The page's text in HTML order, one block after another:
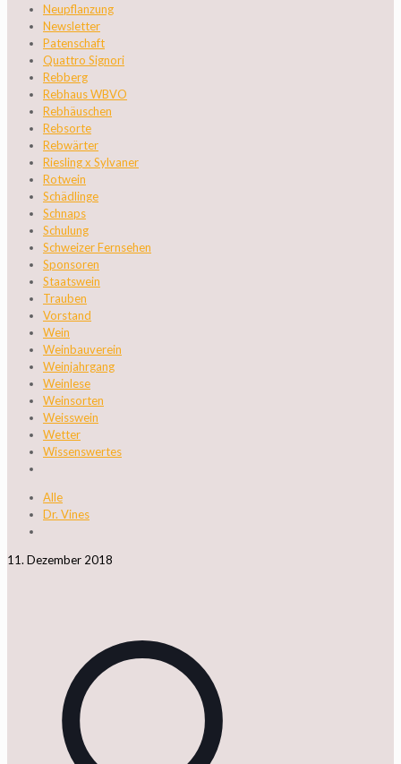
Neupflanzung
Newsletter
Patenschaft
Quattro Signori
Rebberg
Rebhaus WBVO
Rebhäuschen
Rebsorte
Rebwärter
Riesling x Sylvaner
Rotwein
Schädlinge
Schnaps
Schulung
Schweizer Fernsehen
Sponsoren
Staatswein
Trauben
Vorstand
Wein
Weinbauverein
Weinjahrgang
Weinlese
Weinsorten
Weisswein
Wetter
Wissenswertes
Alle
Dr. Vines
11. Dezember 2018